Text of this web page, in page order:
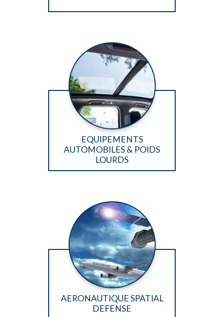
EQUIPEMENTS
AUTOMOBILES & POIDS
LOURDS
AERONAUTIQUE SPATIAL
DEFENSE